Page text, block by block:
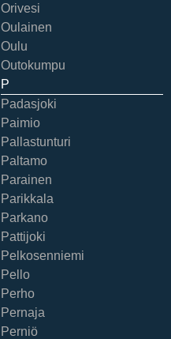
Orivesi
Oulainen
Oulu
Outokumpu
P
Padasjoki
Paimio
Pallastunturi
Paltamo
Parainen
Parikkala
Parkano
Pattijoki
Pelkosenniemi
Pello
Perho
Pernaja
Perniö